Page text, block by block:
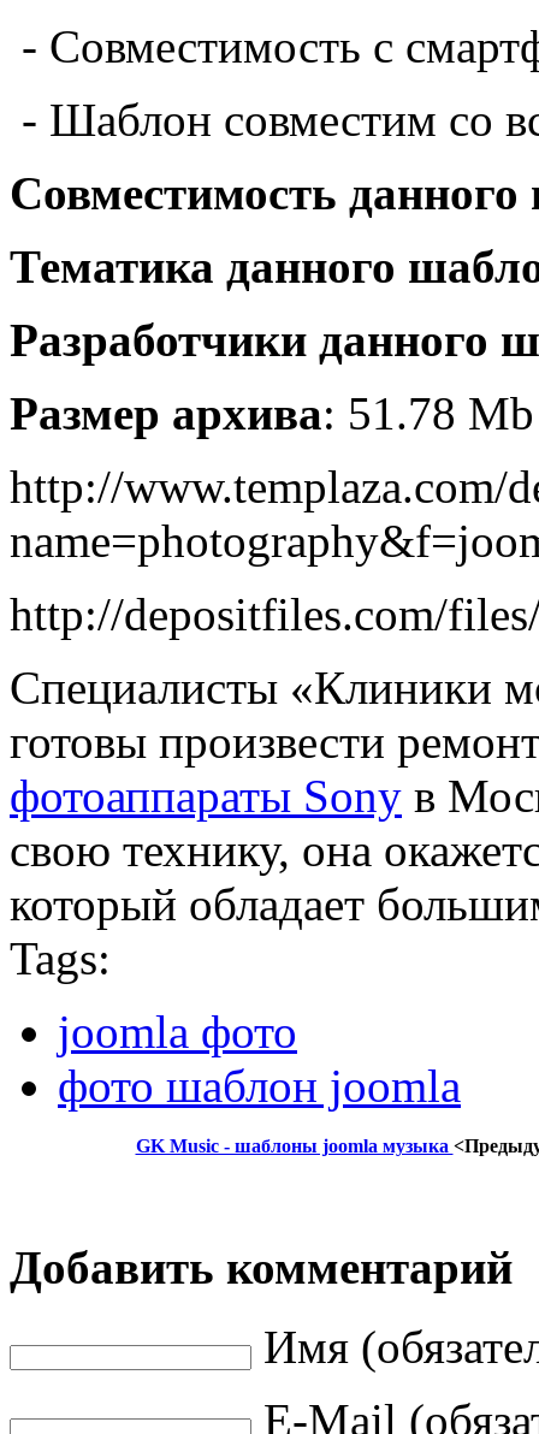
- Совместимость с
- Шаблон совместим со
Совместимость данного
Тематика данного
Разработчики данного
Размер архива: 51.78 Mb
http://www.templaza.com/
http://depositfiles.com/
Специалисты «Клиники
готовы произвести
фотоаппараты Sony в
свою технику, она
который обладает
Tags:
joomla фото
фото шаблон joomla
GK Music - шаблоны joomla музыка
Добавить комментарий
Имя
E-Mail